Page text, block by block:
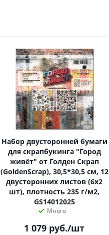
Набор двусторонней бумаги
для скрапбукинга "Город
живёт" от Голден Скрап
(GoldenScrap), 30,5*30,5 см, 12
двусторонних листов (6х2
шт), плотность 235 г/м2,
GS14012025
Много
1 079 руб./шт